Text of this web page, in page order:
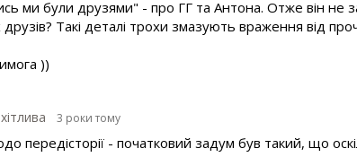
ми були друзями" - про ГГ та Антона. Отже він не
Такі деталі трохи змазують враження від
))
3 роки тому
передісторії - початковий задум був такий, що